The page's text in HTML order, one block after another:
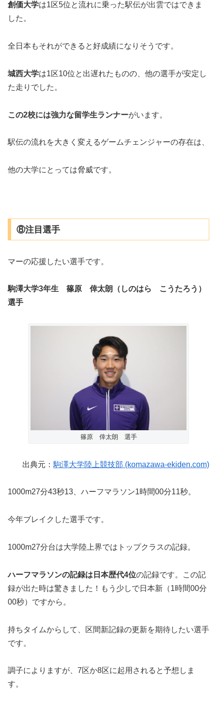
創価大学は1区5位と流れに乗った駅伝が出雲ではできま
した。
全日本もそれができると好成績になりそうです。
城西大学は1区10位と出遅れたものの、他の選手が安定し
た走りでした。
この2校には強力な留学生ランナーがいます。
駅伝の流れを大きく変えるゲームチェンジャーの存在は、
他の大学にとっては脅威です。
⑧注目選手
マーの応援したい選手です。
駒澤大学3年生 篠原 倖太朗（しのはら こうたろう）
選手
篠原 倖太朗 選手
出典元： 駒澤大学陸上競技部 (komazawa-ekiden.com)
1000m27分43秒13、ハーフマラソン1時間00分11秒。
今年ブレイクした選手です。
1000m27分台は大学陸上界ではトップクラスの記録。
ハーフマラソンの記録は日本歴代4位の記録です。この記
録が出た時は驚きました！もう少しで日本新（1時間00分
00秒）ですから。
持ちタイムからして、区間新記録の更新を期待したい選手
です。
調子によりますが、7区か8区に起用されると予想しま
す。